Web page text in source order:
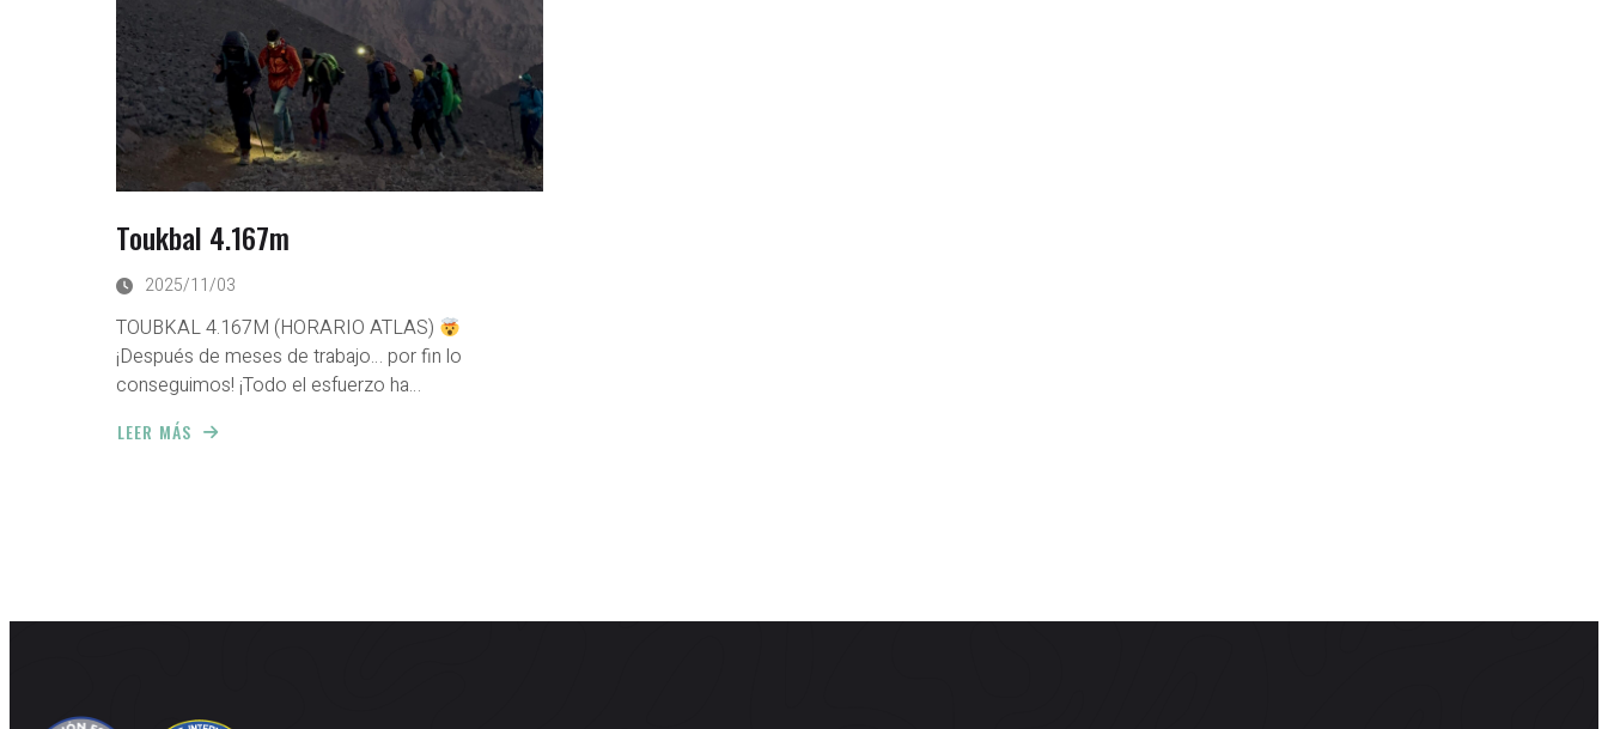
Toukbal 4.167m
2025/11/03
TOUBKAL 4.167M (HORARIO ATLAS)
¡Después de meses de trabajo… por fin lo
conseguimos! ¡Todo el esfuerzo ha…
LEER MÁS
ABOUT